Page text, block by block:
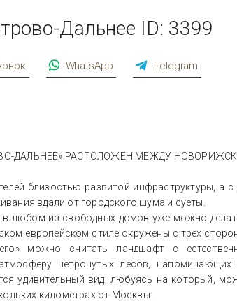
Дальнее ID: 3399
WhatsApp Telegram
ДАЛЬНЕЕ» РАСПОЛОЖЕН МЕЖДУ
близостью развитой инфраструктуры, а
вдали от городского шума и суеты.
любом из свободных домов уже можно
европейском стиле окружены с трех
можно считать ландшафт с
нетронутых лесов, напоминающих
удивительный вид, любуясь на который,
километрах от Москвы.